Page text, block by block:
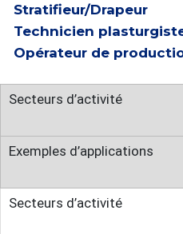
Stratifieur/Drapeur
Technicien
Opérateur de